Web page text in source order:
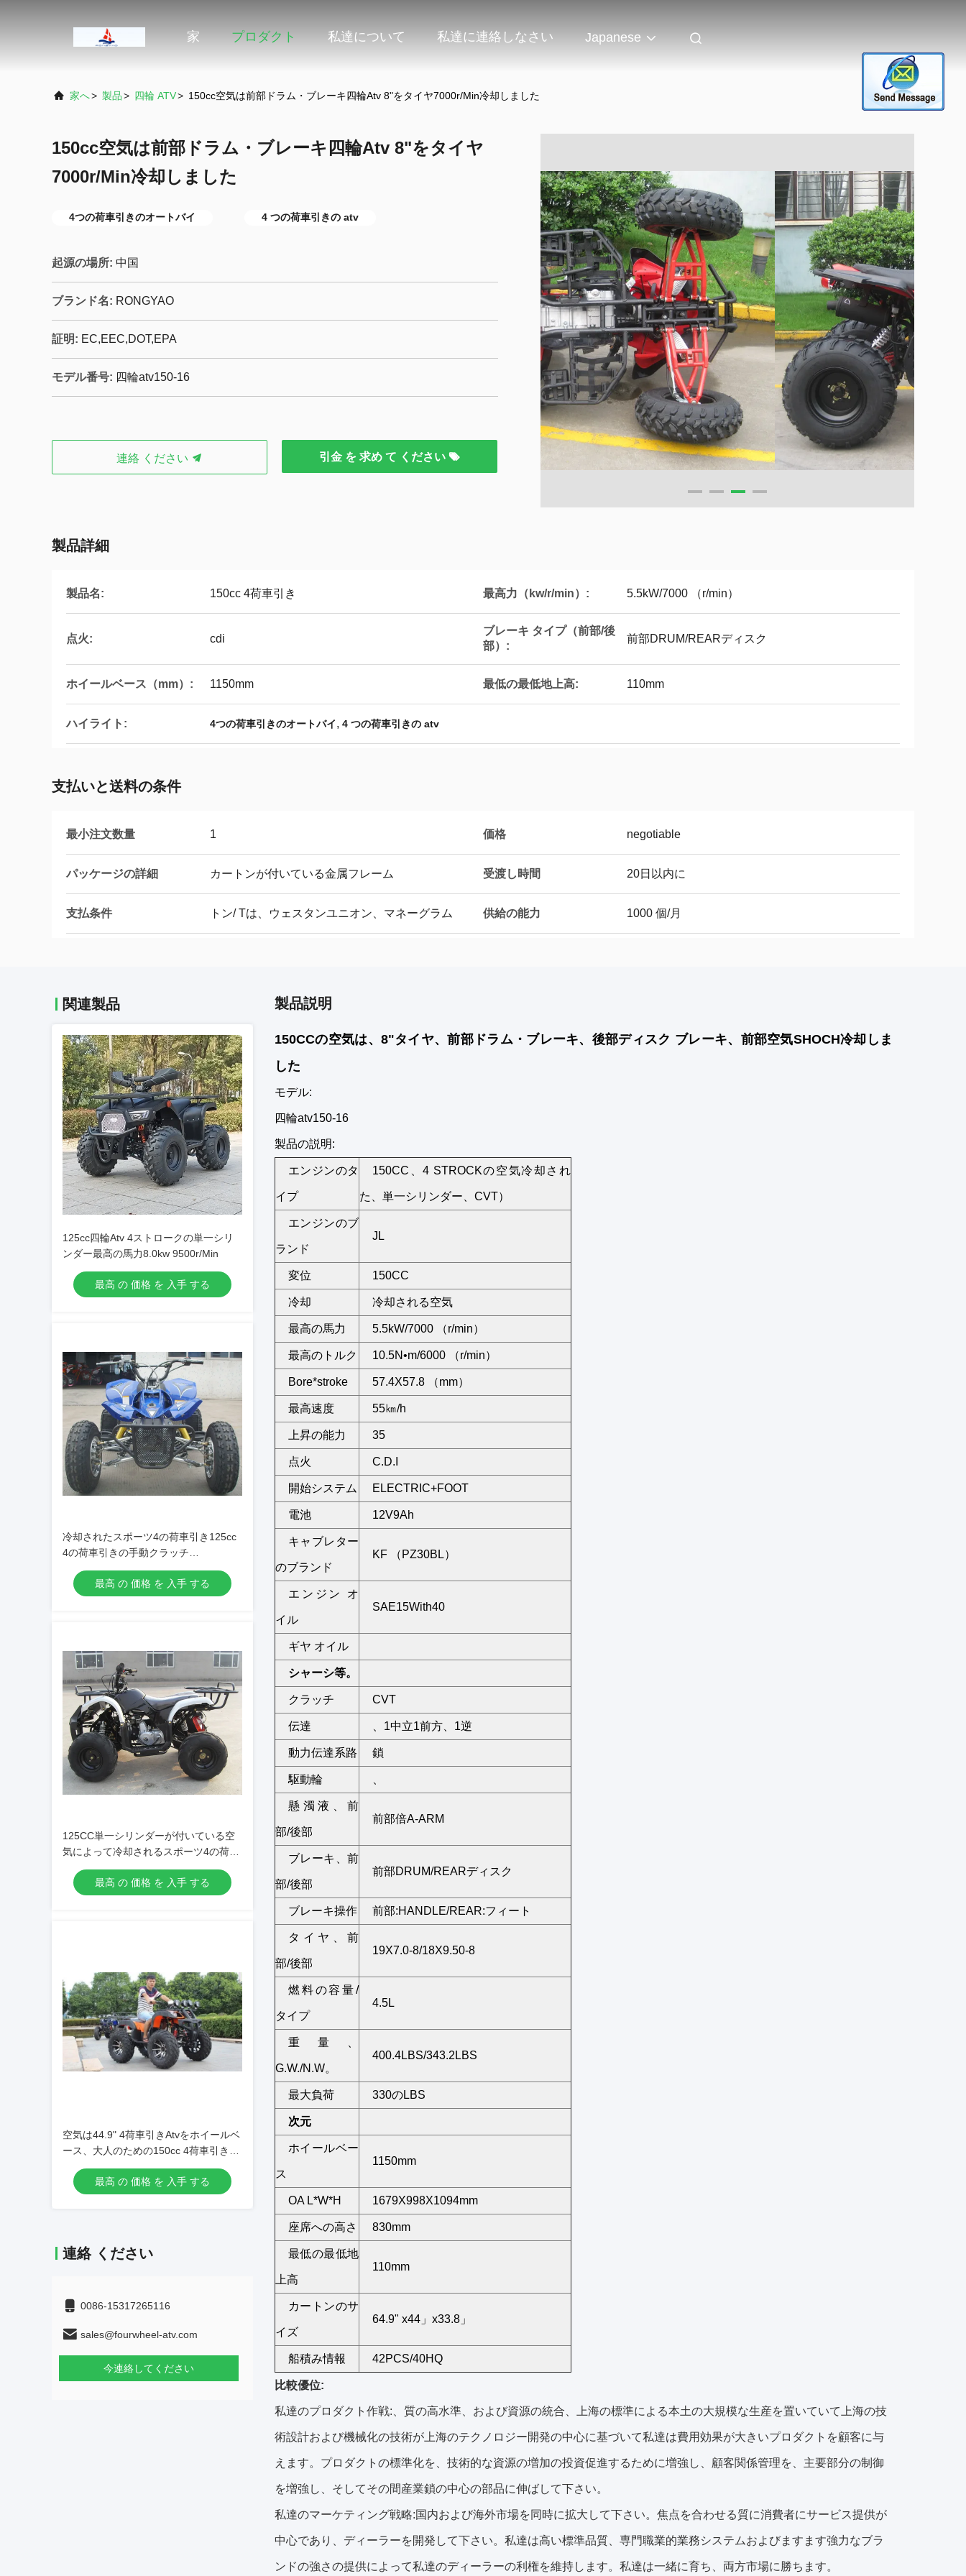
家 プロダクト 私達について 私達に連絡しなさい Japanese
家へ> 製品> 四輪 ATV> 150cc空気は前部ドラム・ブレーキ四輪Atv 8"をタイヤ7000r/Min冷却しました
150cc空気は前部ドラム・ブレーキ四輪Atv 8"をタイヤ
7000r/Min冷却しました
4つの荷車引きのオートバイ 4 つの荷車引きの atv
起源の場所: 中国
ブランド名: RONGYAO
証明: EC,EEC,DOT,EPA
モデル番号: 四輪atv150-16
連絡 ください 引金 を 求め て ください
製品詳細
製品名: 150cc 4荷車引き 最高力（kw/r/min）: 5.5kW/7000 （r/min）
点火: cdi
ブレーキ タイプ（前部/後
部）:
前部DRUM/REARディスク
ホイールベース（mm）: 1150mm 最低の最低地上高: 110mm
ハイライト: 4つの荷車引きのオートバイ, 4 つの荷車引きの atv
支払いと送料の条件
最小注文数量 1 価格 negotiable
パッケージの詳細 カートンが付いている金属フレーム 受渡し時間 20日以内に
支払条件 トン/ Tは、ウェスタンユニオン、マネーグラム 供給の能力 1000 個/月
関連製品
125cc四輪Atv 4ストロークの単一シリ
ンダー最高の馬力8.0kw 9500r/Min
最高 の 価格 を 入手 する
冷却されたスポーツ4の荷車引き125cc
4の荷車引きの手動クラッチ
7.9hp/7000rpmに油をさして下さい
最高 の 価格 を 入手 する
125CC単一シリンダーが付いている空
気によって冷却されるスポーツ4の荷車
引き4の打撃
最高 の 価格 を 入手 する
空気は44.9" 4荷車引きAtvをホイールベ
ース、大人のための150cc 4荷車引きの
クォード冷却しました
最高 の 価格 を 入手 する
連絡 ください
0086-15317265116
sales@fourwheel-atv.com
今連絡してください
製品説明
150CCの空気は、8"タイヤ、前部ドラム・ブレーキ、後部ディスク ブレーキ、前部空気SHOCH冷却しま
した
モデル:
四輪atv150-16
製品の説明:
エンジンのタ
イプ
150CC、4 STROCKの空気冷却され
た、単一シリンダー、CVT）
エンジンのブ
ランド
JL
変位 150CC
冷却 冷却される空気
最高の馬力 5.5kW/7000 （r/min）
最高のトルク 10.5N•m/6000 （r/min）
Bore*stroke 57.4X57.8 （mm）
最高速度 55㎞/h
上昇の能力 35
点火 C.D.I
開始システム ELECTRIC+FOOT
電池 12V9Ah
キャブレター
のブランド
KF （PZ30BL）
エンジン オ
イル
SAE15With40
ギヤ オイル
シャーシ等。
クラッチ CVT
伝達 、1中立1前方、1逆
動力伝達系路 鎖
駆動輪
懸濁液、前
部/後部
前部倍A-ARM
ブレーキ、前
部/後部
前部DRUM/REARディスク
ブレーキ操作 前部:HANDLE/REAR:フィート
タイヤ、前
部/後部
19X7.0-8/18X9.50-8
燃料の容量/
タイプ
4.5L
重量、
G.W./N.W。
400.4LBS/343.2LBS
最大負荷 330のLBS
次元
ホイールベー
ス
1150mm
OA L*W*H 1679X998X1094mm
座席への高さ 830mm
最低の最低地
上高
110mm
カートンのサ
イズ
64.9" x44」x33.8」
船積み情報 42PCS/40HQ
比較優位:
私達のプロダクト作戦:、質の高水準、および資源の統合、上海の標準による本土の大規模な生産を置いていて上海の技
術設計および機械化の技術が上海のテクノロジー開発の中心に基づいて私達は費用効果が大きいプロダクトを顧客に与
えます。プロダクトの標準化を、技術的な資源の増加の投資促進するために増強し、顧客関係管理を、主要部分の制御
を増強し、そしてその間産業鎖の中心の部品に伸ばして下さい。
私達のマーケティング戦略:国内および海外市場を同時に拡大して下さい。焦点を合わせる質に消費者にサービス提供が
中心であり、ディーラーを開発して下さい。私達は高い標準品質、専門職業的業務システムおよびますます強力なブラ
ンドの強さの提供によって私達のディーラーの利権を維持します。私達は一緒に育ち、両方市場に勝ちます。